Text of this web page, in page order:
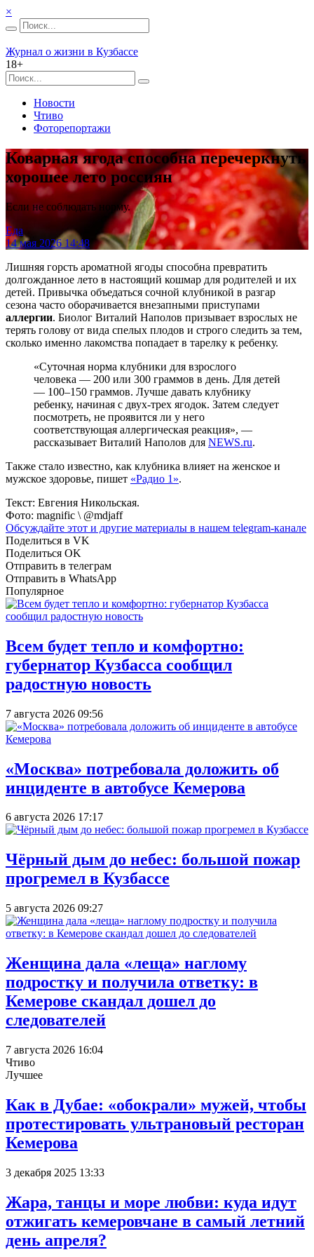
×
Журнал о жизни в Кузбассе
18+
Новости
Чтиво
Фоторепортажи
Коварная ягода способна перечеркнуть
хорошее лето россиян
Если не соблюдать норму.
Еда
14 мая 2026 14:48
Лишняя горсть ароматной ягоды способна превратить
долгожданное лето в настоящий кошмар для родителей и их
детей. Привычка объедаться сочной клубникой в разгар
сезона часто оборачивается внезапными приступами
аллергии. Биолог Виталий Наполов призывает взрослых не
терять голову от вида спелых плодов и строго следить за тем,
сколько именно лакомства попадает в тарелку к ребенку.
«Суточная норма клубники для взрослого
человека — 200 или 300 граммов в день. Для детей
― 100–150 граммов. Лучше давать клубнику
ребенку, начиная с двух-трех ягодок. Затем следует
посмотреть, не проявится ли у него
соответствующая аллергическая реакция», —
рассказывает Виталий Наполов для NEWS.ru.
Также стало известно, как клубника влияет на женское и
мужское здоровье, пишет «Радио 1».
Текст: Евгения Никольская.
Фото: magnific \ @mdjaff
Обсуждайте этот и другие материалы в нашем telegram-канале
Поделиться в VK
Поделиться OK
Отправить в телеграм
Отправить в WhatsApp
Популярное
Всем будет тепло и комфортно:
губернатор Кузбасса сообщил
радостную новость
7 августа 2026 09:56
«Москва» потребовала доложить об
инциденте в автобусе Кемерова
6 августа 2026 17:17
Чёрный дым до небес: большой пожар
прогремел в Кузбассе
5 августа 2026 09:27
Женщина дала «леща» наглому
подростку и получила ответку: в
Кемерове скандал дошел до
следователей
7 августа 2026 16:04
Чтиво
Лучшее
Как в Дубае: «обокрали» мужей, чтобы
протестировать ультрановый ресторан
Кемерова
3 декабря 2025 13:33
Жара, танцы и море любви: куда идут
отжигать кемеровчане в самый летний
день апреля?